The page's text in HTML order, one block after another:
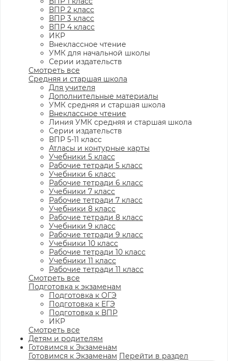
ВПР 2 класс
ВПР 3 класс
ВПР 4 класс
ИКР
Внеклассное чтение
УМК для начальной школы
Серии издательств
Смотреть все
Средняя и старшая школа
Для учителя
Дополнительные материалы
УМК средняя и старшая школа
Внеклассное чтение
Линия УМК средняя и старшая школа
Серии издательств
ВПР 5-11 класс
Атласы и контурные карты
Учебники 5 класс
Рабочие тетради 5 класс
Учебники 6 класс
Рабочие тетради 6 класс
Учебники 7 класс
Рабочие тетради 7 класс
Учебники 8 класс
Рабочие тетради 8 класс
Учебники 9 класс
Рабочие тетради 9 класс
Учебники 10 класс
Рабочие тетради 10 класс
Учебники 11 класс
Рабочие тетради 11 класс
Смотреть все
Подготовка к экзаменам
Подготовка к ОГЭ
Подготовка к ЕГЭ
Подготовка к ВПР
ИКР
Смотреть все
Детям и родителям
Готовимся к Экзаменам
Готовимся к Экзаменам Перейти в раздел